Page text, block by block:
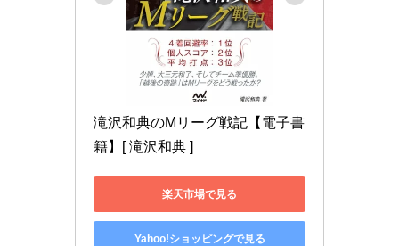
滝沢和典のMリーグ戦記【電子書
籍】[ 滝沢和典 ]
楽天市場で見る
Yahoo!ショッピングで見る